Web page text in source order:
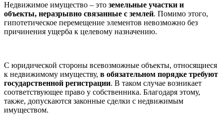
Недвижимое имущество – это земельные участки и
объекты, неразрывно связанные с землей. Помимо этого,
гипотетическое перемещение элементов невозможно без
причинения ущерба к целевому назначению.
С юридической стороны всевозможные объекты, относящиеся
к недвижимому имуществу, в обязательном порядке требуют
государственной регистрации. В таком случае возникает
соответствующее право у собственника. Благодаря этому,
также, допускаются законные сделки с недвижимым
имуществом.